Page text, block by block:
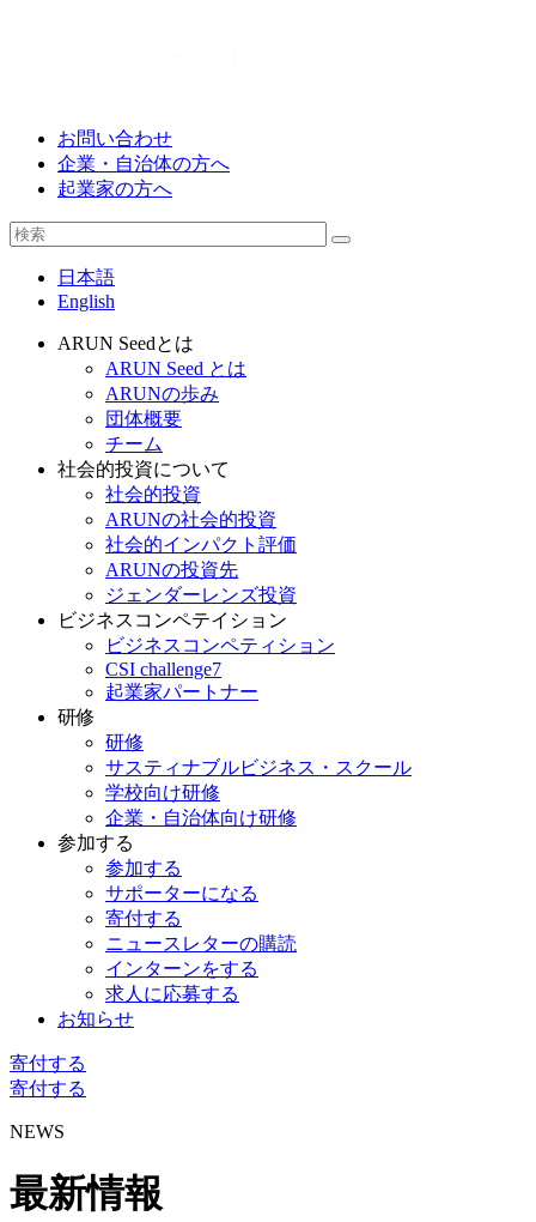
お問い合わせ
企業・自治体の方へ
起業家の方へ
日本語
English
ARUN Seedとは
ARUN Seed とは
ARUNの歩み
団体概要
チーム
社会的投資について
社会的投資
ARUNの社会的投資
社会的インパクト評価
ARUNの投資先
ジェンダーレンズ投資
ビジネスコンペテイション
ビジネスコンペティション
CSI challenge7
起業家パートナー
研修
研修
サスティナブルビジネス・スクール
学校向け研修
企業・自治体向け研修
参加する
参加する
サポーターになる
寄付する
ニュースレターの購読
インターンをする
求人に応募する
お知らせ
寄付する
寄付する
NEWS
最新情報